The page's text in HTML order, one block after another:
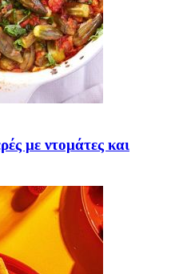
με ντομάτες και